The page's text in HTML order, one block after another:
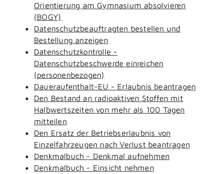
Orientierung am Gymnasium absolvieren
(BOGY)
Datenschutzbeauftragten bestellen und
Bestellung anzeigen
Datenschutzkontrolle -
Datenschutzbeschwerde einreichen
(personenbezogen)
Daueraufenthalt-EU - Erlaubnis beantragen
Den Bestand an radioaktiven Stoffen mit
Halbwertszeiten von mehr als 100 Tagen
mitteilen
Den Ersatz der Betriebserlaubnis von
Einzelfahrzeugen nach Verlust beantragen
Denkmalbuch - Denkmal aufnehmen
Denkmalbuch - Einsicht nehmen